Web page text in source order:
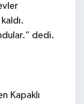
dedi.
Kapaklı